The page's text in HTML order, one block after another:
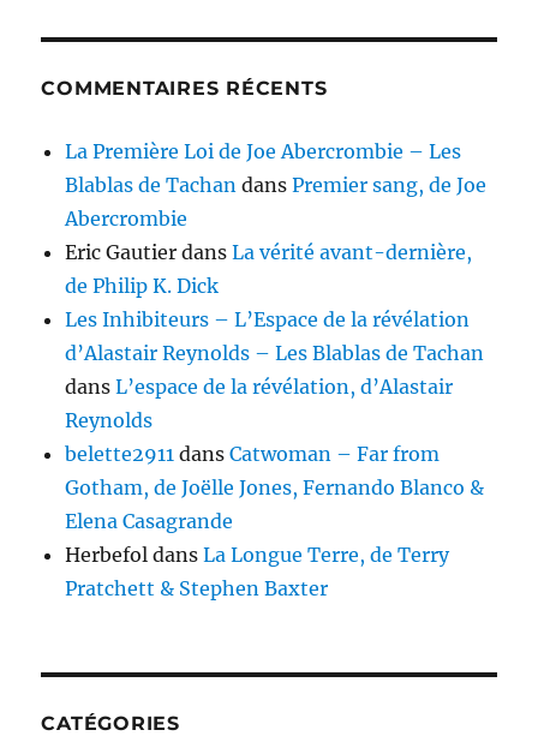
COMMENTAIRES RÉCENTS
La Première Loi de Joe Abercrombie – Les
Blablas de Tachan dansPremier sang, de Joe
Abercrombie
Eric Gautier dansLa vérité avant-dernière,
de Philip K. Dick
Les Inhibiteurs – L’Espace de la révélation
d’Alastair Reynolds – Les Blablas de Tachan
dansL’espace de la révélation, d’Alastair
Reynolds
belette2911 dansCatwoman – Far from
Gotham, de Joëlle Jones, Fernando Blanco &
Elena Casagrande
Herbefol dansLa Longue Terre, de Terry
Pratchett & Stephen Baxter
CATÉGORIES